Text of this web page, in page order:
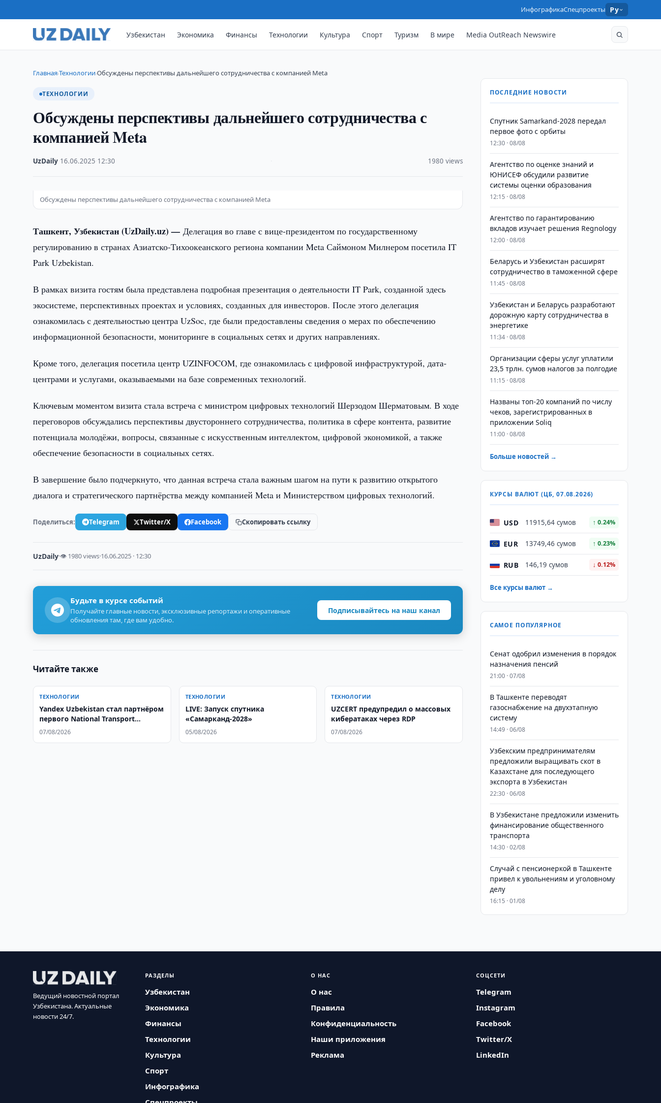
ИнфографикаСпецпроекты Ру
Узбекистан Экономика Финансы Технологии Культура Спорт Туризм В мире Media OutReach Newswire
Главная›Технологии›Обсуждены перспективы дальнейшего сотрудничества с компанией Meta
ТЕХНОЛОГИИ
Обсуждены перспективы дальнейшего сотрудничества с
компанией Meta
UzDaily 16.06.2025 12:30 1980 views
Обсуждены перспективы дальнейшего сотрудничества с компанией Meta
Ташкент, Узбекистан (UzDaily.uz) —Делегация во главе с вице-президентом по государственному
регулированию в странах Азиатско-Тихоокеанского региона компании Meta Саймоном Милнером посетила IT
Park Uzbekistan.
В рамках визита гостям была представлена подробная презентация о деятельности IT Park, созданной здесь
экосистеме, перспективных проектах и условиях, созданных для инвесторов. После этого делегация
ознакомилась с деятельностью центра UzSoc, где были предоставлены сведения о мерах по обеспечению
информационной безопасности, мониторинге в социальных сетях и других направлениях.
Кроме того, делегация посетила центр UZINFOCOM, где ознакомилась с цифровой инфраструктурой, дата-
центрами и услугами, оказываемыми на базе современных технологий.
Ключевым моментом визита стала встреча с министром цифровых технологий Шерзодом Шерматовым. В ходе
переговоров обсуждались перспективы двустороннего сотрудничества, политика в сфере контента, развитие
потенциала молодёжи, вопросы, связанные с искусственным интеллектом, цифровой экономикой, а также
обеспечение безопасности в социальных сетях.
В завершение было подчеркнуто, что данная встреча стала важным шагом на пути к развитию открытого
диалога и стратегического партнёрства между компанией Meta и Министерством цифровых технологий.
Поделиться: Telegram Twitter/X Facebook Скопировать ссылку
UzDaily·👁 1980 views·16.06.2025 · 12:30
Будьте в курсе событий
Получайте главные новости, эксклюзивные репортажи и оперативные
обновления там, где вам удобно.
Подписывайтесь на наш канал
Читайте также
ТЕХНОЛОГИИ
Yandex Uzbekistan стал партнёром
первого National Transport
Hackathon
07/08/2026
ТЕХНОЛОГИИ
LIVE: Запуск спутника
«Самарканд-2028»
05/08/2026
ТЕХНОЛОГИИ
UZCERT предупредил о массовых
кибератаках через RDP
07/08/2026
ПОСЛЕДНИЕ НОВОСТИ
Спутник Samarkand-2028 передал
первое фото с орбиты
12:30 · 08/08
Агентство по оценке знаний и
ЮНИСЕФ обсудили развитие
системы оценки образования
12:15 · 08/08
Агентство по гарантированию
вкладов изучает решения Regnology
12:00 · 08/08
Беларусь и Узбекистан расширят
сотрудничество в таможенной сфере
11:45 · 08/08
Узбекистан и Беларусь разработают
дорожную карту сотрудничества в
энергетике
11:34 · 08/08
Организации сферы услуг уплатили
23,5 трлн. сумов налогов за полгодие
11:15 · 08/08
Названы топ-20 компаний по числу
чеков, зарегистрированных в
приложении Soliq
11:00 · 08/08
Больше новостей →
КУРСЫ ВАЛЮТ (ЦБ, 07.08.2026)
USD 11915,64 сумов ↑ 0.24%
EUR 13749,46 сумов ↑ 0.23%
RUB 146,19 сумов ↓ 0.12%
Все курсы валют →
САМОЕ ПОПУЛЯРНОЕ
Сенат одобрил изменения в порядок
назначения пенсий
21:00 · 07/08
В Ташкенте переводят
газоснабжение на двухэтапную
систему
14:49 · 06/08
Узбекским предпринимателям
предложили выращивать скот в
Казахстане для последующего
экспорта в Узбекистан
22:30 · 06/08
В Узбекистане предложили изменить
финансирование общественного
транспорта
14:30 · 02/08
Случай с пенсионеркой в Ташкенте
привел к увольнениям и уголовному
делу
16:15 · 01/08
Ведущий новостной портал
Узбекистана. Актуальные
новости 24/7.
РАЗДЕЛЫ
Узбекистан
Экономика
Финансы
Технологии
Культура
Спорт
Инфографика
О НАС
О нас
Правила
Конфиденциальность
Наши приложения
Реклама
СОЦСЕТИ
Telegram
Instagram
Facebook
Twitter/X
LinkedIn